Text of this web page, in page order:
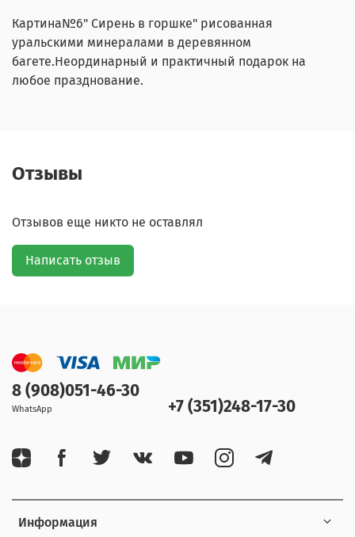
Картина№6" Сирень в горшке" рисованная
уральскими минералами в деревянном
багете.Неординарный и практичный подарок на
любое празднование.
Отзывы
Отзывов еще никто не оставлял
Написать отзыв
Информация
8 (908)051-46-30
WhatsApp +7 (351)248-17-30